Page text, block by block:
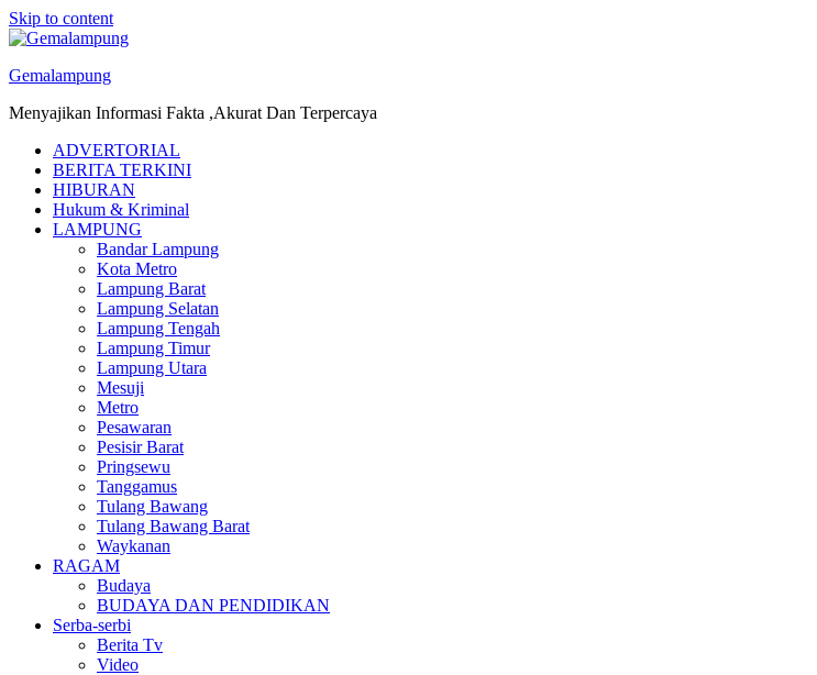
Skip to content
Gemalampung
Menyajikan Informasi Fakta ,Akurat Dan Terpercaya
ADVERTORIAL
BERITA TERKINI
HIBURAN
Hukum & Kriminal
LAMPUNG
Bandar Lampung
Kota Metro
Lampung Barat
Lampung Selatan
Lampung Tengah
Lampung Timur
Lampung Utara
Mesuji
Metro
Pesawaran
Pesisir Barat
Pringsewu
Tanggamus
Tulang Bawang
Tulang Bawang Barat
Waykanan
RAGAM
Budaya
BUDAYA DAN PENDIDIKAN
Serba-serbi
Berita Tv
Video